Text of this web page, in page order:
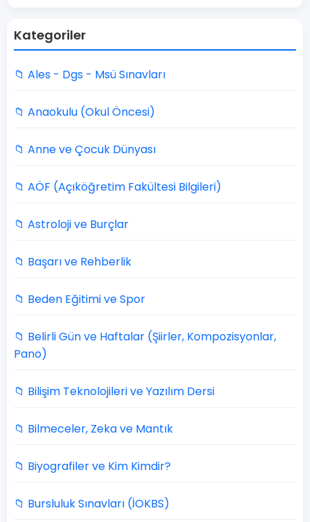
Kategoriler
📁 Ales - Dgs - Msü Sınavları
📁 Anaokulu (Okul Öncesi)
📁 Anne ve Çocuk Dünyası
📁 AÖF (Açıköğretim Fakültesi Bilgileri)
📁 Astroloji ve Burçlar
📁 Başarı ve Rehberlik
📁 Beden Eğitimi ve Spor
📁 Belirli Gün ve Haftalar (Şiirler, Kompozisyonlar,
Pano)
📁 Bilişim Teknolojileri ve Yazılım Dersi
📁 Bilmeceler, Zeka ve Mantık
📁 Biyografiler ve Kim Kimdir?
📁 Bursluluk Sınavları (İOKBS)